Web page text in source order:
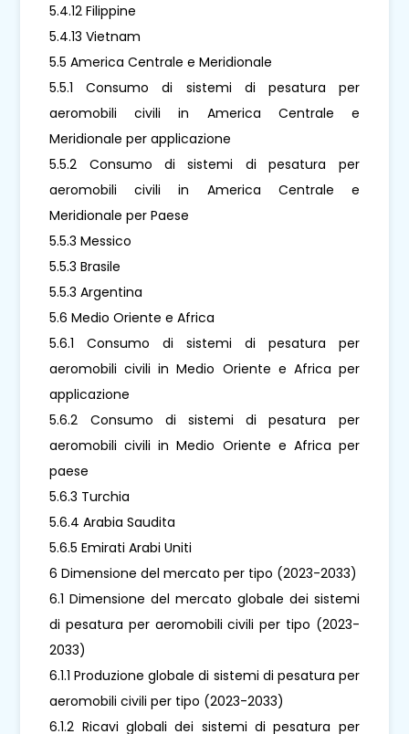
5.4.12 Filippine
5.4.13 Vietnam
5.5 America Centrale e Meridionale
5.5.1 Consumo di sistemi di pesatura per
aeromobili civili in America Centrale e
Meridionale per applicazione
5.5.2 Consumo di sistemi di pesatura per
aeromobili civili in America Centrale e
Meridionale per Paese
5.5.3 Messico
5.5.3 Brasile
5.5.3 Argentina
5.6 Medio Oriente e Africa
5.6.1 Consumo di sistemi di pesatura per
aeromobili civili in Medio Oriente e Africa per
applicazione
5.6.2 Consumo di sistemi di pesatura per
aeromobili civili in Medio Oriente e Africa per
paese
5.6.3 Turchia
5.6.4 Arabia Saudita
5.6.5 Emirati Arabi Uniti
6 Dimensione del mercato per tipo (2023-2033)
6.1 Dimensione del mercato globale dei sistemi
di pesatura per aeromobili civili per tipo (2023-
2033)
6.1.1 Produzione globale di sistemi di pesatura per
aeromobili civili per tipo (2023-2033)
6.1.2 Ricavi globali dei sistemi di pesatura per